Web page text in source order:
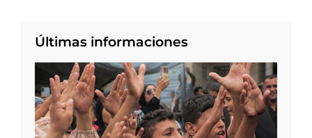
Últimas informaciones